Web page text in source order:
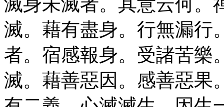
滅。藉有盡身。行無漏行
者。宿感報身。受諸苦樂
滅。藉善惡因。感善惡果